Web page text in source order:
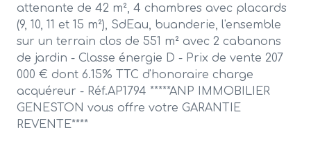
attenante de 42 m², 4 chambres avec placards
(9, 10, 11 et 15 m²), SdEau, buanderie, l'ensemble
sur un terrain clos de 551 m² avec 2 cabanons
de jardin - Classe énergie D - Prix de vente 207
000 € dont 6.15% TTC d'honoraire charge
acquéreur - Réf.AP1794 *****ANP IMMOBILIER
GENESTON vous offre votre GARANTIE
REVENTE****